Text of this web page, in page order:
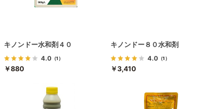
キノンドー水和剤４０
4.0 （1）
￥880
キノンドー８０水和剤
4.0 （1）
￥3,410